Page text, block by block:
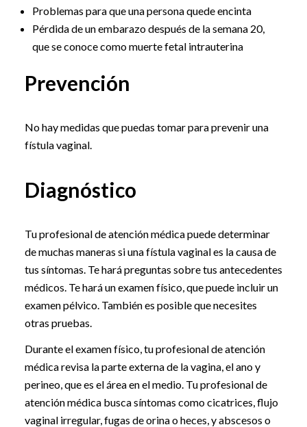
Problemas para que una persona quede encinta
Pérdida de un embarazo después de la semana 20,
que se conoce como muerte fetal intrauterina
Prevención
No hay medidas que puedas tomar para prevenir una
fístula vaginal.
Diagnóstico
Tu profesional de atención médica puede determinar
de muchas maneras si una fístula vaginal es la causa de
tus síntomas. Te hará preguntas sobre tus antecedentes
médicos. Te hará un examen físico, que puede incluir un
examen pélvico. También es posible que necesites
otras pruebas.
Durante el examen físico, tu profesional de atención
médica revisa la parte externa de la vagina, el ano y
perineo, que es el área en el medio. Tu profesional de
atención médica busca síntomas como cicatrices, flujo
vaginal irregular, fugas de orina o heces, y abscesos o